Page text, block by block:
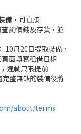
備，可直接
詢價錢及存貨，並
10月20日提取裝備，
面填寫租借日期
運輸只限提前
整無缺的裝備後將
about/terms